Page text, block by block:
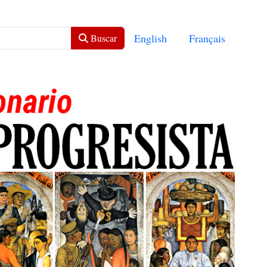
Buscar Seleccione su idioma
English Français